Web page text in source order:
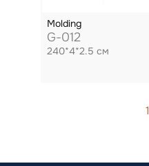
Molding
G-012
240*4*2.5 см
1